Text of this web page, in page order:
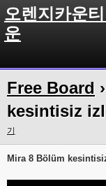
오렌지카운
운
Free Board
kesintisiz
기
Mira 8 Bölüm